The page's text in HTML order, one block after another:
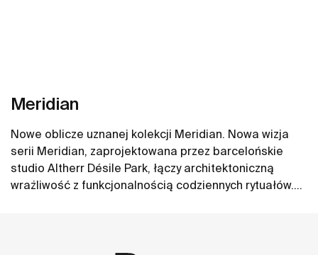
Meridian
Nowe oblicze uznanej kolekcji Meridian. Nowa wizja
serii Meridian, zaprojektowana przez barcelońskie
studio Altherr Désile Park, łączy architektoniczną
wrażliwość z funkcjonalnością codziennych rytuałów.